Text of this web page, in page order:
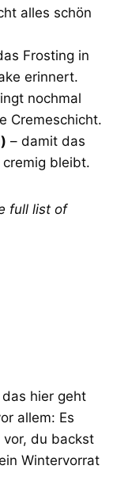
alles schön
Frosting in
erinnert.
nochmal
Cremeschicht.
– damit das
bleibt.
full list of
hier geht
allem: Es
vor, du backst
Wintervorrat